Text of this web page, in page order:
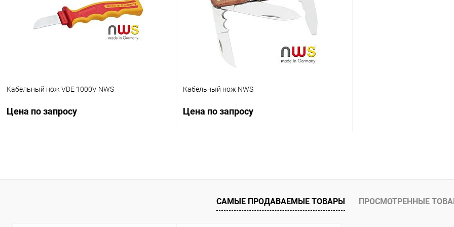
В избранное В избранное
Кабельный нож VDE 1000V NWS
Цена по запросу
Купить в 1 клик Сравнение
Кабельный нож NWS
Цена по запросу
Купить в 1 клик Сравнение
САМЫЕ ПРОДАВАЕМЫЕ ТОВАРЫ ПРОСМОТРЕННЫЕ